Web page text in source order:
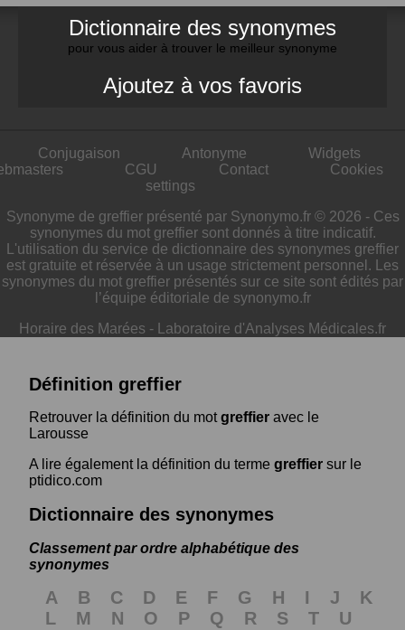
Dictionnaire des synonymes
pour vous aider à trouver le meilleur synonyme
Ajoutez à vos favoris
Conjugaison Antonyme
Widgets
CGU Contact
Cookies
settings
Synonyme de greffier présenté par Synonymo.fr © 2026 - Ces
synonymes du mot greffier sont donnés à titre indicatif.
L'utilisation du service de dictionnaire des synonymes greffier
est gratuite et réservée à un usage strictement personnel. Les
synonymes du mot greffier présentés sur ce site sont édités par
l’équipe éditoriale de synonymo.fr
Horaire des Marées - Laboratoire d'Analyses Médicales.fr
Définition greffier
Retrouver la définition du motgreffier avec le
Larousse
A lire également la définition du terme greffier sur le
ptidico.com
Dictionnaire des synonymes
Classement par ordre alphabétique des
synonymes
A B C D E F G H I J
K
L
M N O P Q R S T
U